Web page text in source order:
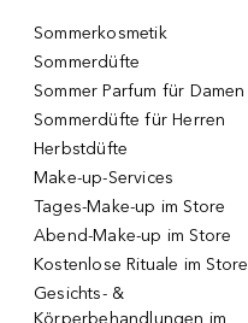
Sommerkosmetik
Sommerdüfte
Sommer Parfum für Damen
Sommerdüfte für Herren
Herbstdüfte
Make-up-Services
Tages-Make-up im Store
Abend-Make-up im Store
Kostenlose Rituale im Store
Gesichts- &
Körperbehandlungen im